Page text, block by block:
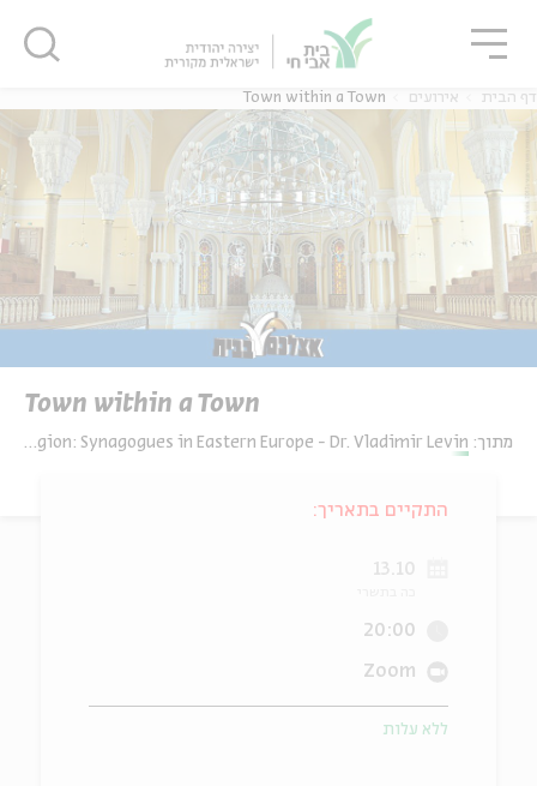
דף הבית אירועים Town within a Town
Town within a Town
מתוך: Beyond Religion: Synagogues in Eastern Europe - Dr. Vladimir Levin
התקיים בתאריך:
13.10
20:00
Zoom
ללא עלות
סגור